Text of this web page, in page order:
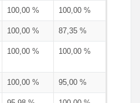
100,00 % 100,00 %
100,00 % 87,35 %
100,00 % 100,00 %
100,00 % 95,00 %